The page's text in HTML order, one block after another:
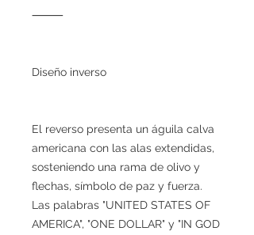
⸻
Diseño inverso
El reverso presenta un águila calva
americana con las alas extendidas,
sosteniendo una rama de olivo y
flechas, símbolo de paz y fuerza.
Las palabras "UNITED STATES OF
AMERICA", "ONE DOLLAR" y "IN GOD